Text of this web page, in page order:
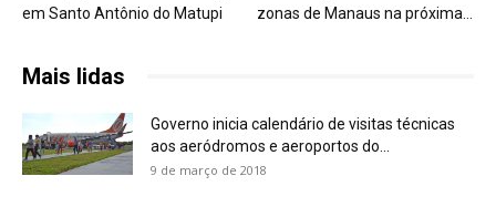
em Santo Antônio do Matupi
zonas de Manaus na próxima...
Mais lidas
Governo inicia calendário de visitas técnicas
aos aeródromos e aeroportos do...
9 de março de 2018